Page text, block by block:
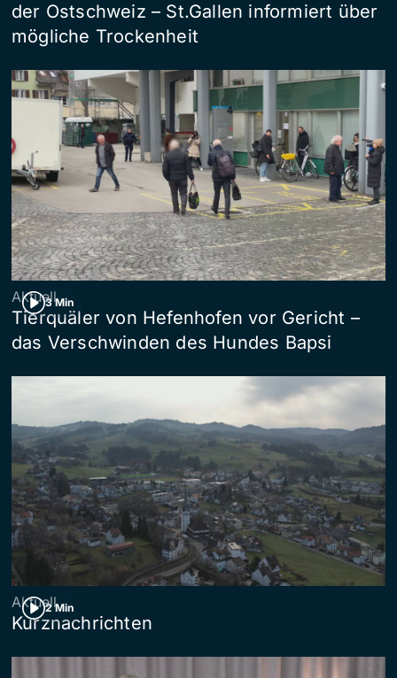
der Ostschweiz – St.Gallen informiert über
mögliche Trockenheit
3 Min
Aktuell
Tierquäler von Hefenhofen vor Gericht –
das Verschwinden des Hundes Bapsi
2 Min
Aktuell
Kurznachrichten